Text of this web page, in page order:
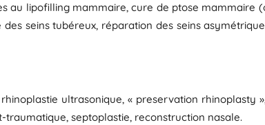
au lipofilling mammaire, cure de ptose mammaire
seins tubéreux, réparation des seins
ultrasonique, « preservation rhinoplasty
septoplastie, reconstruction nasale.